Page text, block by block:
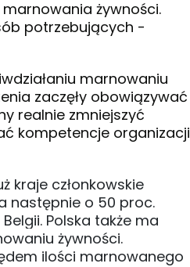
żywności.
potrzebujących -
marnowaniu
zaczęły obowiązywać
realnie zmniejszyć
kompetencje organizacji
kraje członkowskie
następnie o 50 proc.
Polska także ma
żywności.
ilości marnowanego